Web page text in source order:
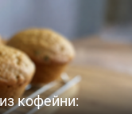
кофейни: